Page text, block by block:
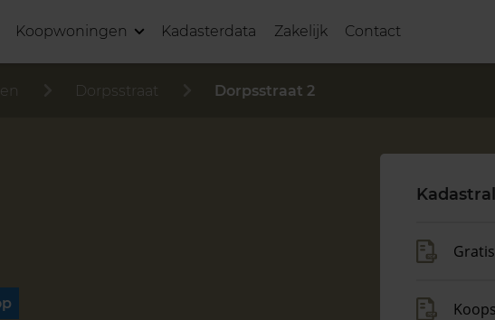
Koopwoningen Kadasterdata Zakelijk Contact
Dorpsstraat Dorpsstraat 2